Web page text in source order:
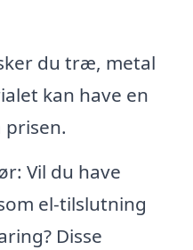
du træ, metal
kan have en
prisen.
Vil du have
el-tilslutning
Disse